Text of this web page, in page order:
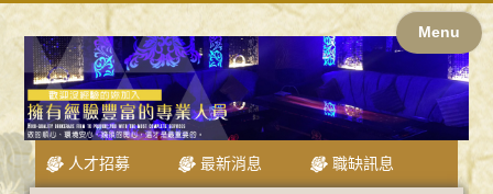
Menu
人才招募 最新消息 職缺訊息